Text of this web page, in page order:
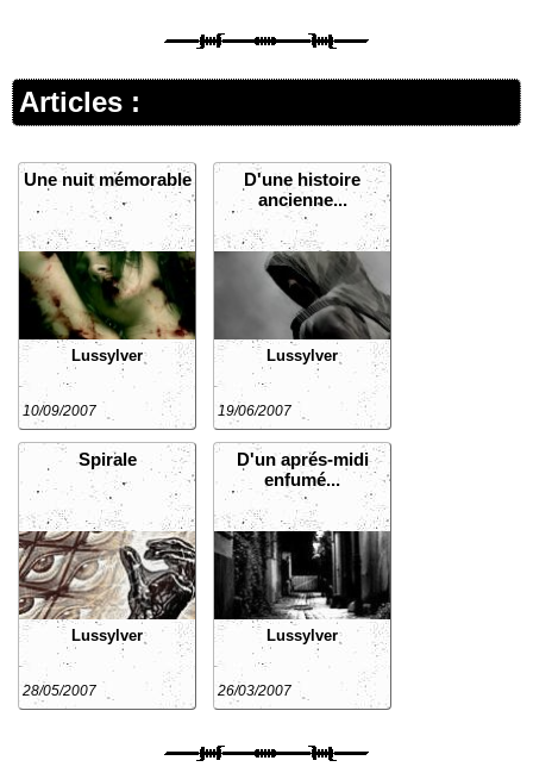
Articles :
Une nuit mémorable
Lussylver
10/09/2007
D'une histoire
ancienne...
Lussylver
19/06/2007
Spirale
Lussylver
28/05/2007
D'un aprés-midi
enfumé...
Lussylver
26/03/2007